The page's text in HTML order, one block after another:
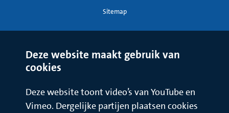
Sitemap
Deze website maakt gebruik van
cookies
Deze website toont video’s van YouTube en
Vimeo. Dergelijke partijen plaatsen cookies